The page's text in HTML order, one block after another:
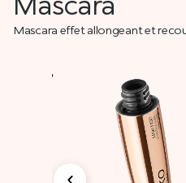
Mascara effet allongeant et